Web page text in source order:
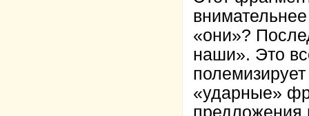
«они»?
наши». Это
«ударные»
предложения